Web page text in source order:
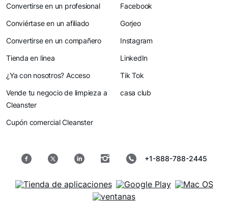
Convertirse en un profesional
Conviértase en un afiliado
Convertirse en un compañero
Tienda en linea
¿Ya con nosotros? Acceso
Vende tu negocio de limpieza a
Cleanster
Cupón comercial Cleanster
Facebook
Gorjeo
Instagram
LinkedIn
Tik Tok
casa club
+1-888-788-2445